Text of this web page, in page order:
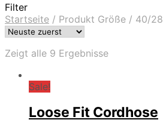
Filter
Startseite / Produkt Größe / 40/28
Zeigt alle 9 Ergebnisse
Sale!
Loose Fit Cordhose